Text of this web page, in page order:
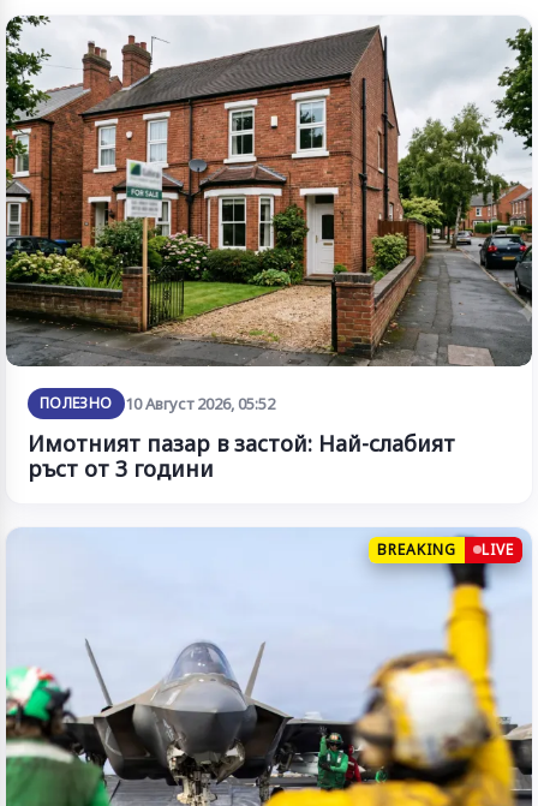
ПОЛЕЗНО 10 Август 2026, 05:52
Имотният пазар в застой: Най-слабият
ръст от 3 години
BREAKING LIVE